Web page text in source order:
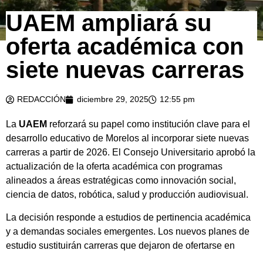
UAEM ampliará su
oferta académica con
siete nuevas carreras
REDACCIÓN diciembre 29, 2025 12:55 pm
La UAEM reforzará su papel como institución clave para el
desarrollo educativo de Morelos al incorporar siete nuevas
carreras a partir de 2026. El Consejo Universitario aprobó la
actualización de la oferta académica con programas
alineados a áreas estratégicas como innovación social,
ciencia de datos, robótica, salud y producción audiovisual.
La decisión responde a estudios de pertinencia académica
y a demandas sociales emergentes. Los nuevos planes de
estudio sustituirán carreras que dejaron de ofertarse en